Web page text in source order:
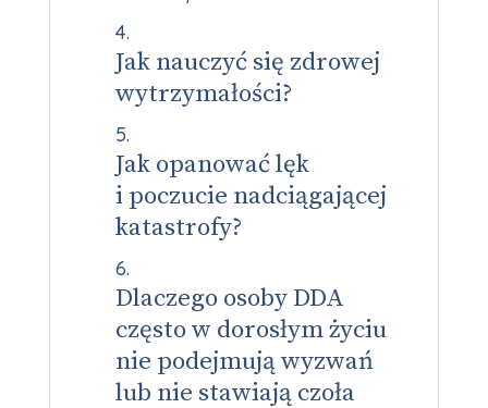
Jak nauczyć się zdrowej
wytrzymałości?
Jak opanować lęk
i poczucie nadciągającej
katastrofy?
Dlaczego osoby DDA
często w dorosłym życiu
nie podejmują wyzwań
lub nie stawiają czoła